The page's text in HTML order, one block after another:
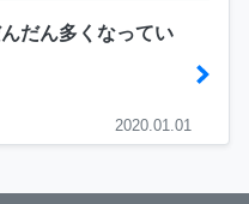
だん多くなってい
2020.01.01